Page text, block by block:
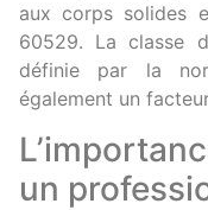
aux corps solides
60529. La classe
définie par la
également un
un